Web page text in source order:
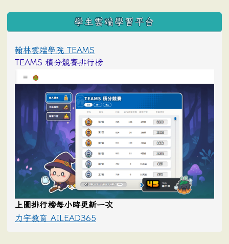
學生雲端學習平台
翰林雲端學院 TEAMS
TEAMS 積分競賽排行榜
上圖排行榜每小時更新一次
力宇教育 AILEAD365